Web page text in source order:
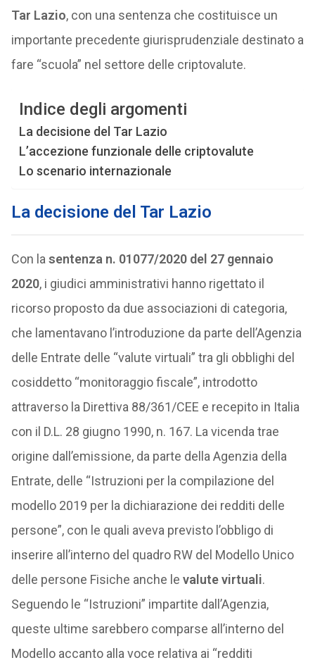
Tar Lazio, con una sentenza che costituisce un
importante precedente giurisprudenziale destinato a
fare “scuola” nel settore delle criptovalute.
Indice degli argomenti
La decisione del Tar Lazio
L’accezione funzionale delle criptovalute
Lo scenario internazionale
La decisione del Tar Lazio
Con la sentenza n. 01077/2020 del 27 gennaio
2020, i giudici amministrativi hanno rigettato il
ricorso proposto da due associazioni di categoria,
che lamentavano l’introduzione da parte dell’Agenzia
delle Entrate delle “valute virtuali” tra gli obblighi del
cosiddetto “monitoraggio fiscale”, introdotto
attraverso la Direttiva 88/361/CEE e recepito in Italia
con il D.L. 28 giugno 1990, n. 167. La vicenda trae
origine dall’emissione, da parte della Agenzia della
Entrate, delle “Istruzioni per la compilazione del
modello 2019 per la dichiarazione dei redditi delle
persone”, con le quali aveva previsto l’obbligo di
inserire all’interno del quadro RW del Modello Unico
delle persone Fisiche anche le valute virtuali.
Seguendo le “Istruzioni” impartite dall’Agenzia,
queste ultime sarebbero comparse all’interno del
Modello accanto alla voce relativa ai “redditi